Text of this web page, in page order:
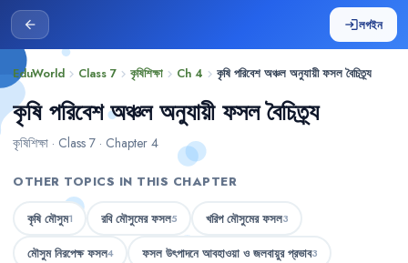
arrow_back loginলগইন
EduWorld chevron_right Class 7 chevron_right কৃষিশিক্ষা chevron_right Ch 4 chevron_right কৃষি পরিবেশ অঞ্চল অনুযায়ী ফসল বৈচিত্র্য
কৃষি পরিবেশ অঞ্চল অনুযায়ী ফসল বৈচিত্র্য
কৃষিশিক্ষা · Class 7 · Chapter 4
OTHER TOPICS IN THIS CHAPTER
কৃষি মৌসুম1 রবি মৌসুমের ফসল5 খরিপ মৌসুমের ফসল3
মৌসুম নিরপেক্ষ ফসল4 ফসল উৎপাদনে আবহাওয়া ও জলবায়ুর প্রভাব3